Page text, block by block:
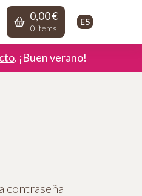
0,00€
0 items
ES
. ¡Buen verano!
contraseña